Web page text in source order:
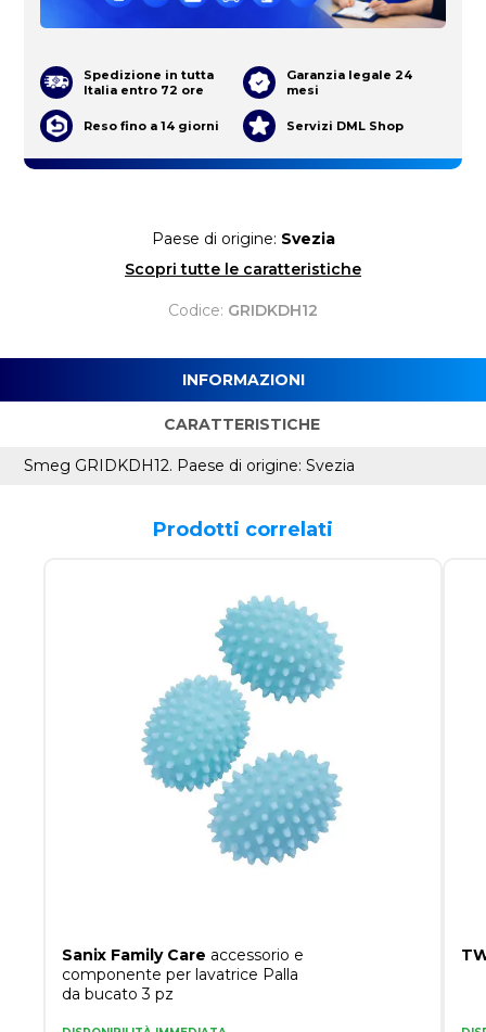
Paese di origine: Svezia
Scopri tutte le caratteristiche
Codice: GRIDKDH12
Spedizione in tutta
Italia entro 72 ore
Garanzia legale 24
mesi
Reso fino a 14 giorni Servizi DML Shop
INFORMAZIONI
CARATTERISTICHE
Smeg GRIDKDH12. Paese di origine: Svezia
Prodotti correlati
Sanix Family Care accessorio e
componente per lavatrice Palla
da bucato 3 pz